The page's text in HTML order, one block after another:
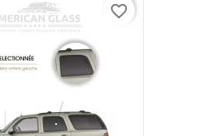
favorite_border